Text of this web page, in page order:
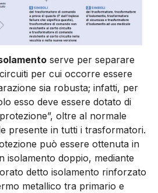
serve per separare
per cui occorre essere
sia robusta; infatti, per
esso deve essere dotato di
oltre al normale
presente in tutti i trasformatori.
può essere ottenuta in
isolamento doppio, mediante
detto isolamento rinforzato
metallico tra primario e